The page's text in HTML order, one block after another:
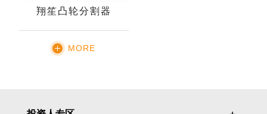
翔笙凸轮分割器
MORE